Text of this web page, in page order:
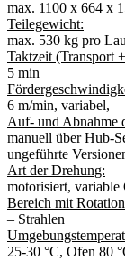
max. 1100 x 664 x
Teilegewicht:
max. 530 kg pro
Taktzeit (Transport
5 min
6 m/min, variabel,
Auf- und Abnahme
manuell über Hub-
ungeführte
Art der Drehung:
motorisiert,
Bereich mit
– Strahlen
25-30 °C, Ofen 80